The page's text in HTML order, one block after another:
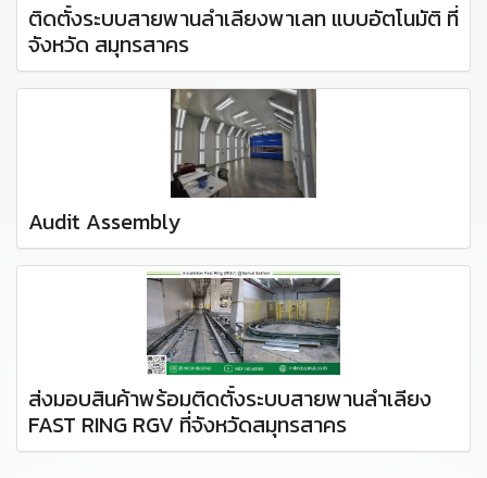
ติดตั้งระบบสายพานลำเลียงพาเลท แบบอัตโนมัติ ที่
จังหวัด สมุทรสาคร
Audit Assembly
ส่งมอบสินค้าพร้อมติดตั้งระบบสายพานลำเลียง
FAST RING RGV ที่จังหวัดสมุทรสาคร